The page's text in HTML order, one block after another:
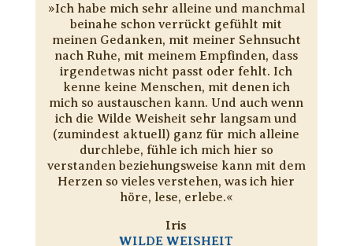
»Ich habe mich sehr alleine und manchmal
beinahe schon verrückt gefühlt mit
meinen Gedanken, mit meiner Sehnsucht
nach Ruhe, mit meinem Empfinden, dass
irgendetwas nicht passt oder fehlt. Ich
kenne keine Menschen, mit denen ich
mich so austauschen kann. Und auch wenn
ich die Wilde Weisheit sehr langsam und
(zumindest aktuell) ganz für mich alleine
durchlebe, fühle ich mich hier so
verstanden beziehungsweise kann mit dem
Herzen so vieles verstehen, was ich hier
höre, lese, erlebe.«
Iris
WILDE WEISHEIT